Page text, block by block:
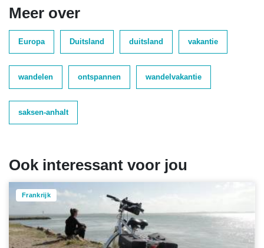
Meer over
Europa Duitsland duitsland vakantie
wandelen ontspannen wandelvakantie
saksen-anhalt
Ook interessant voor jou
Frankrijk